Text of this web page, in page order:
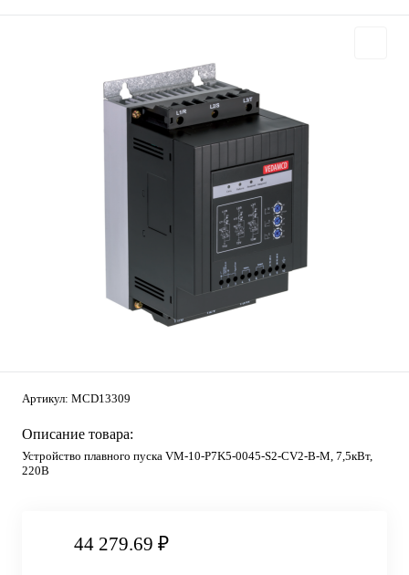
Артикул: MCD13309
Описание товара:
Устройство плавного пуска VM-10-P7K5-0045-S2-CV2-B-M, 7,5кВт,
220В
44 279.69 ₽